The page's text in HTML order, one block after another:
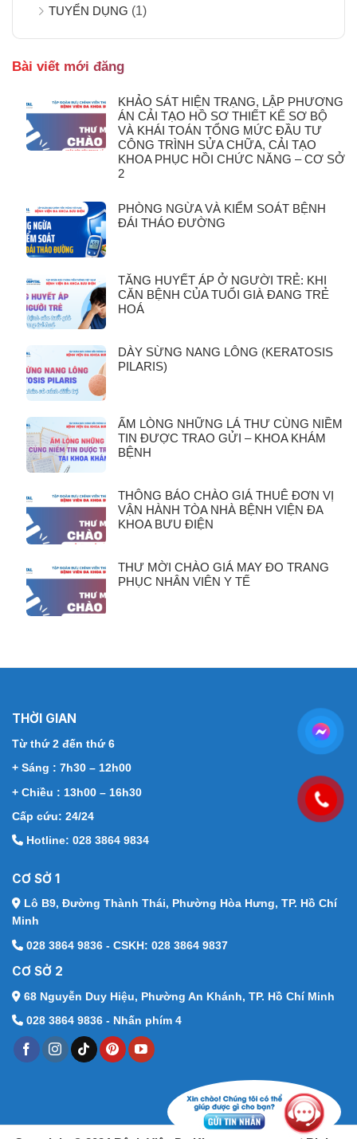
TUYỂN DỤNG (1)
Bài viết mới đăng
KHẢO SÁT HIỆN TRẠNG, LẬP PHƯƠNG
ÁN CẢI TẠO HỒ SƠ THIẾT KẾ SƠ BỘ
VÀ KHÁI TOÁN TỔNG MỨC ĐẦU TƯ
CÔNG TRÌNH SỬA CHỮA, CẢI TẠO
KHOA PHỤC HỒI CHỨC NĂNG – CƠ SỞ
2
PHÒNG NGỪA VÀ KIỂM SOÁT BỆNH
ĐÁI THÁO ĐƯỜNG
TĂNG HUYẾT ÁP Ở NGƯỜI TRẺ: KHI
CĂN BỆNH CỦA TUỔI GIÀ ĐANG TRẺ
HOÁ
DÀY SỪNG NANG LÔNG (KERATOSIS
PILARIS)
ẤM LÒNG NHỮNG LÁ THƯ CÙNG NIỀM
TIN ĐƯỢC TRAO GỬI – KHOA KHÁM
BỆNH
THÔNG BÁO CHÀO GIÁ THUÊ ĐƠN VỊ
VẬN HÀNH TÒA NHÀ BỆNH VIỆN ĐA
KHOA BƯU ĐIỆN
THƯ MỜI CHÀO GIÁ MAY ĐO TRANG
PHỤC NHÂN VIÊN Y TẾ
THỜI GIAN
Từ thứ 2 đến thứ 6
+ Sáng : 7h30 – 12h00
+ Chiều : 13h00 – 16h30
Cấp cứu: 24/24
Hotline: 028 3864 9834
CƠ SỞ 1
Lô B9, Đường Thành Thái, Phường Hòa Hưng, TP. Hồ Chí
Minh
028 3864 9836 - CSKH: 028 3864 9837
CƠ SỞ 2
68 Nguyễn Duy Hiệu, Phường An Khánh, TP. Hồ Chí Minh
028 3864 9836 - Nhấn phím 4